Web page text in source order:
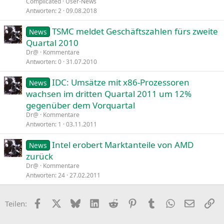
Antworten 2 09.08.2018
News TSMC meldet Geschäftszahlen fürs zweite
Quartal 2010
Dr@
Kommentare
Antworten 0 31.07.2010
News IDC: Umsätze mit x86-Prozessoren
wachsen im dritten Quartal 2011 um 12%
gegenüber dem Vorquartal
Dr@
Kommentare
Antworten 1 03.11.2011
News Intel erobert Marktanteile von AMD
zurück
Dr@
Kommentare
Antworten 24 27.02.2011
Teilen: Facebook BlueskyLinkedIn
Reddit PinterestTumblr WhatsApp
E-Mail